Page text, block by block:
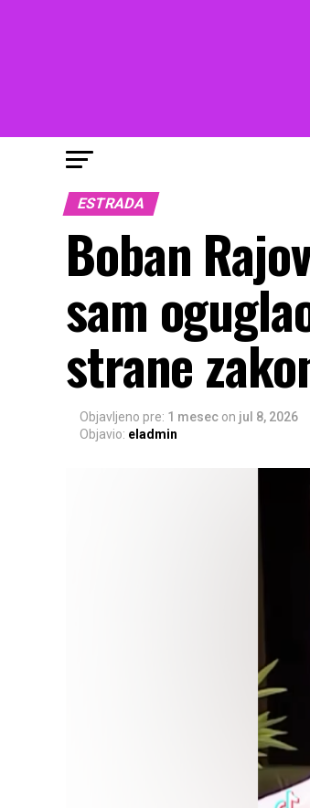
ESTRADA
Boban
sam
strane
Objavljeno pre: 1 mesec on jul 8, 2026
Objavio: eladmin